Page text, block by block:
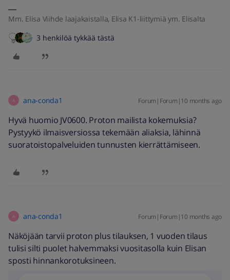
Mm. Elisa Viihde laajakaistalla, Elisa K1-liittymiä ym. Elisalta
3 henkilöä tykkää tästä
A ana-conda1 Forum|Forum|10 months ago
Hyvä huomio JV0600. Proton mailista kokemuksia?
Pystyykö ilmaisversiossa tekemään aliaksia, lähinnä
suoratoistopalveluiden tunnusten kierrättämiseen.
A ana-conda1 Forum|Forum|10 months ago
Näköjään tarvii proton plus tilauksen, 1 vuoden tilaus
tulisi silti puolet halvemmaksi vuositasolla kuin Elisan
sposti hinnankorotuksineen.